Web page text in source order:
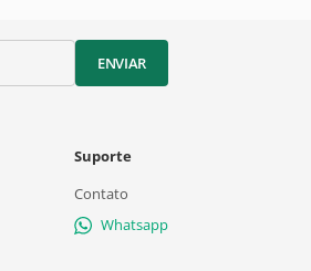
ENVIAR
Suporte
Contato
Whatsapp